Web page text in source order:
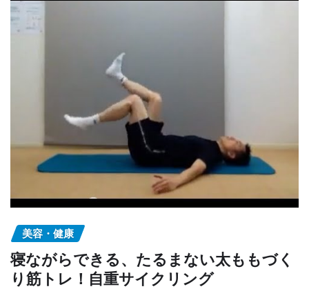
美容・健康
寝ながらできる、たるまない太ももづく
り筋トレ！自重サイクリング